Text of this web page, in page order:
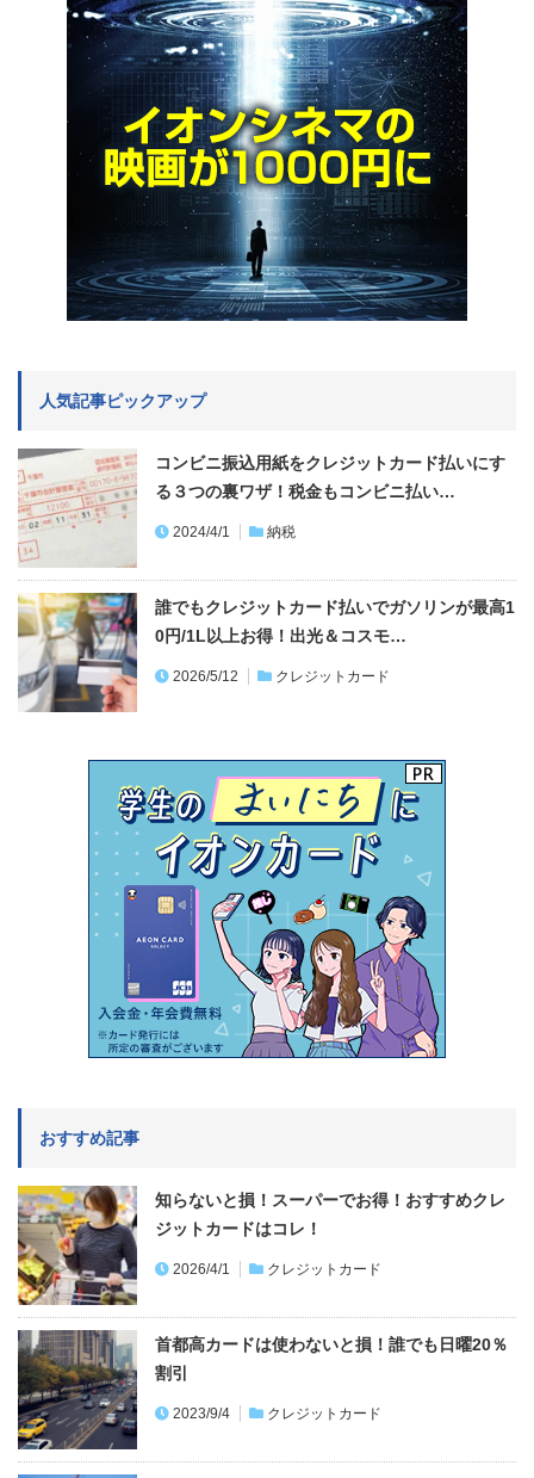
人気記事ピックアップ
コンビニ振込用紙をクレジットカード払いにす
る３つの裏ワザ！税金もコンビニ払い…
2024/4/1 納税
誰でもクレジットカード払いでガソリンが最高1
0円/1L以上お得！出光＆コスモ…
2026/5/12 クレジットカード
おすすめ記事
知らないと損！スーパーでお得！おすすめクレ
ジットカードはコレ！
2026/4/1 クレジットカード
首都高カードは使わないと損！誰でも日曜20％
割引
2023/9/4 クレジットカード